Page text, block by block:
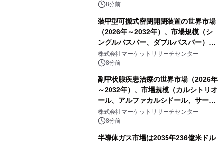
8分前
装甲型可搬式密閉開閉装置の世界市場
（2026年～2032年）、市場規模（シ
ングルバスバー、ダブルバスバー）・
分析レポートを発表
株式会社マーケットリサーチセンター
8分前
副甲状腺疾患治療の世界市場（2026年
～2032年）、市場規模（カルシトリオ
ール、アルファカルシドール、サーモ
ンカルシトニン、パリカルシトール、
その他）・分析レポートを発表
株式会社マーケットリサーチセンター
8分前
半導体ガス市場は2035年236億米ドル